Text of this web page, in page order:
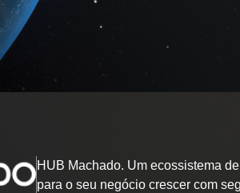
HUB Machado. Um ecossistema
para o seu negócio crescer com